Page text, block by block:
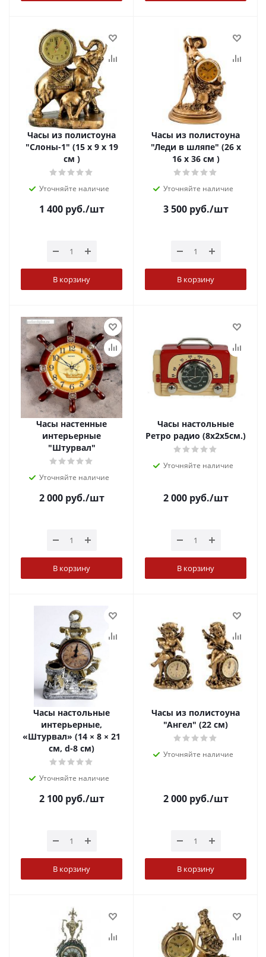
Часы из полистоуна
"Слоны-1" (15 х 9 х 19
см )
Уточняйте наличие
1 400руб./шт
В корзину
Часы из полистоуна
"Леди в шляпе" (26 х
16 х 36 см )
Уточняйте наличие
3 500руб./шт
В корзину
Часы настенные
интерьерные
"Штурвал"
Уточняйте наличие
2 000руб./шт
В корзину
Часы настольные
Ретро радио (8x2x5см.)
Уточняйте наличие
2 000руб./шт
В корзину
Часы настольные
интерьерные,
«Штурвал» (14 × 8 × 21
см, d-8 см)
Уточняйте наличие
2 100руб./шт
В корзину
Часы из полистоуна
"Ангел" (22 см)
Уточняйте наличие
2 000руб./шт
В корзину